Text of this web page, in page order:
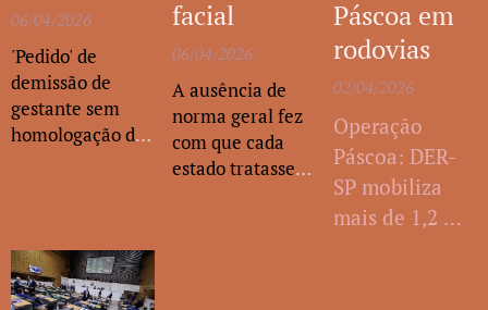
segurança no
metrô e
publicidade no
transporte
chuvas que
atingiram a
cidades
vizinhas....
Paulo. Ao todo, a
Alesp conta com
94 deputadas e
deputados.
06/04/2026
'Pedido' de
demissão de
gestante sem
homologação do
facial
06/04/2026
A ausência de
norma geral fez
com que cada
estado tratasse
Páscoa em
rodovias
02/04/2026
Operação
Páscoa: DER-
SP mobiliza
mais de 1,2 mil